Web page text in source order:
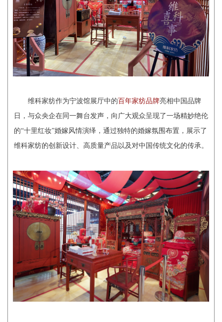
维科家纺作为宁波馆展厅中的百年家纺品牌亮相中国品牌
日，与众央企在同一舞台发声，向广大观众呈现了一场精妙绝伦
的“十里红妆”婚嫁风情演绎，通过独特的婚嫁氛围布置，展示了
维科家纺的创新设计、高质量产品以及对中国传统文化的传承。